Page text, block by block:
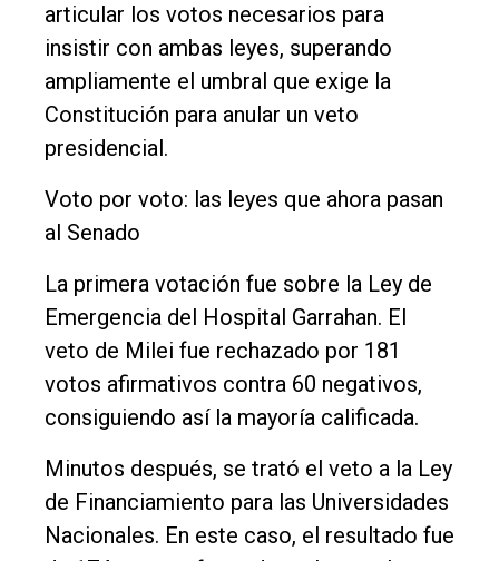
articular los votos necesarios para
insistir con ambas leyes, superando
ampliamente el umbral que exige la
Constitución para anular un veto
presidencial.
Voto por voto: las leyes que ahora pasan
al Senado
La primera votación fue sobre la Ley de
Emergencia del Hospital Garrahan. El
veto de Milei fue rechazado por 181
votos afirmativos contra 60 negativos,
consiguiendo así la mayoría calificada.
Minutos después, se trató el veto a la Ley
de Financiamiento para las Universidades
Nacionales. En este caso, el resultado fue